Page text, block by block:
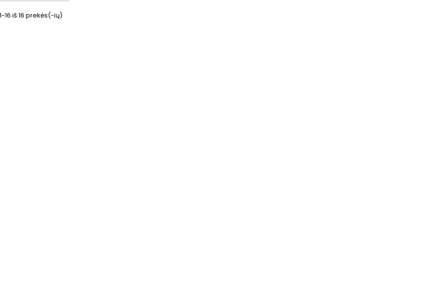
16 iš 16 prekės(-ių)